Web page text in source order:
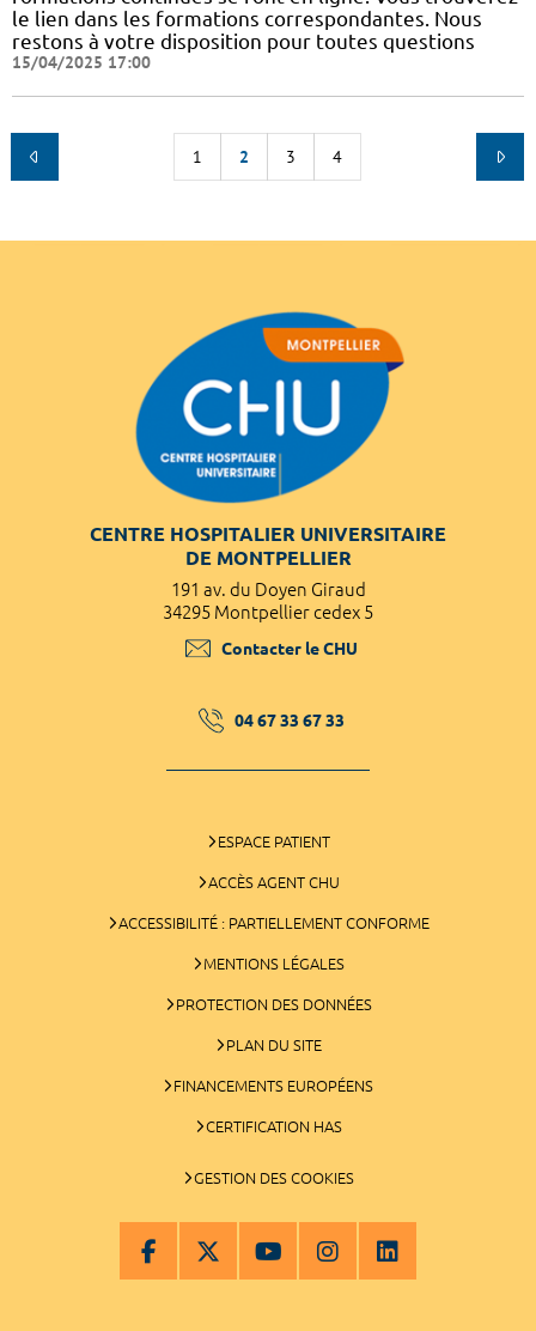
le lien dans les formations correspondantes. Nous
restons à votre disposition pour toutes questions
15/04/2025 17:00
1 2 3 4
CENTRE HOSPITALIER UNIVERSITAIRE
DE MONTPELLIER
191 av. du Doyen Giraud
34295 Montpellier cedex 5
Contacter le CHU
04 67 33 67 33
ESPACE PATIENT
ACCÈS AGENT CHU
ACCESSIBILITÉ : PARTIELLEMENT CONFORME
MENTIONS LÉGALES
PROTECTION DES DONNÉES
PLAN DU SITE
FINANCEMENTS EUROPÉENS
CERTIFICATION HAS
GESTION DES COOKIES